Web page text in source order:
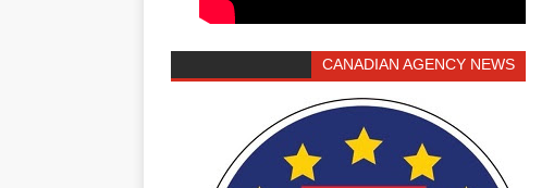
CANADIAN AGENCY NEWS